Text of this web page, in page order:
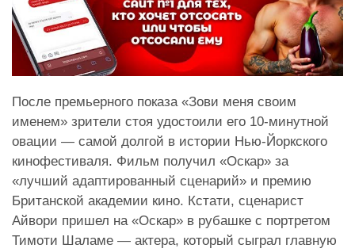
После премьерного показа «Зови меня своим
именем» зрители стоя удостоили его 10-минутной
овации — самой долгой в истории Нью-Йоркского
кинофестиваля. Фильм получил «Оскар» за
«лучший адаптированный сценарий» и премию
Британской академии кино. Кстати, сценарист
Айвори пришел на «Оскар» в рубашке с портретом
Тимоти Шаламе — актера, который сыграл главную